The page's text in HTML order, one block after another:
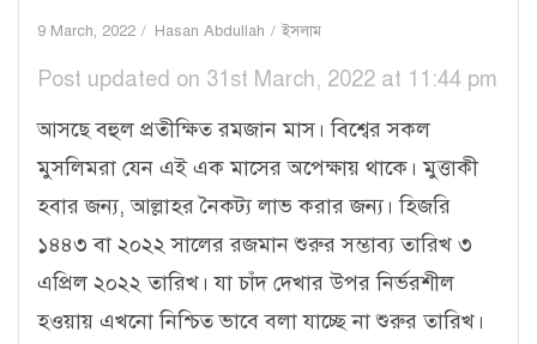
9 March, 2022 Hasan Abdullah ইসলাম
Post updated on 31st March, 2022 at 11:44 pm
আসছে বহুল প্রতীক্ষিত রমজান মাস। বিশ্বের সকল
মুসলিমরা যেন এই এক মাসের অপেক্ষায় থাকে। মুত্তাকী
হবার জন্য, আল্লাহর নৈকট্য লাভ করার জন্য। হিজরি
১৪৪৩ বা ২০২২ সালের রজমান শুরুর সম্ভাব্য তারিখ ৩
এপ্রিল ২০২২ তারিখ। যা চাঁদ দেখার উপর নির্ভরশীল
হওয়ায় এখনো নিশ্চিত ভাবে বলা যাচ্ছে না শুরুর তারিখ।